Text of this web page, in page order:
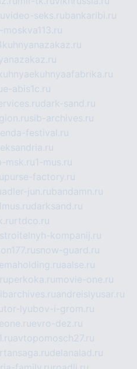
video-seks.rubankaribi.ru
e-abis1c.ru
dark-sand.ru
sib-archives.ru
festival.ru
msk.ru1-mus.ru
purse-factory.ru
adler-jun.rubandamn.ru
darksand.ru
rtdco.ru
kompanij.ru
snow-guard.ru
aalse.ru
perkoka.ru movie-one.ru
andreislyusar.ru
tor-lyubov-i-grom.ru
evro-dez.ru
avtopomosch27.ru
delanalad.ru